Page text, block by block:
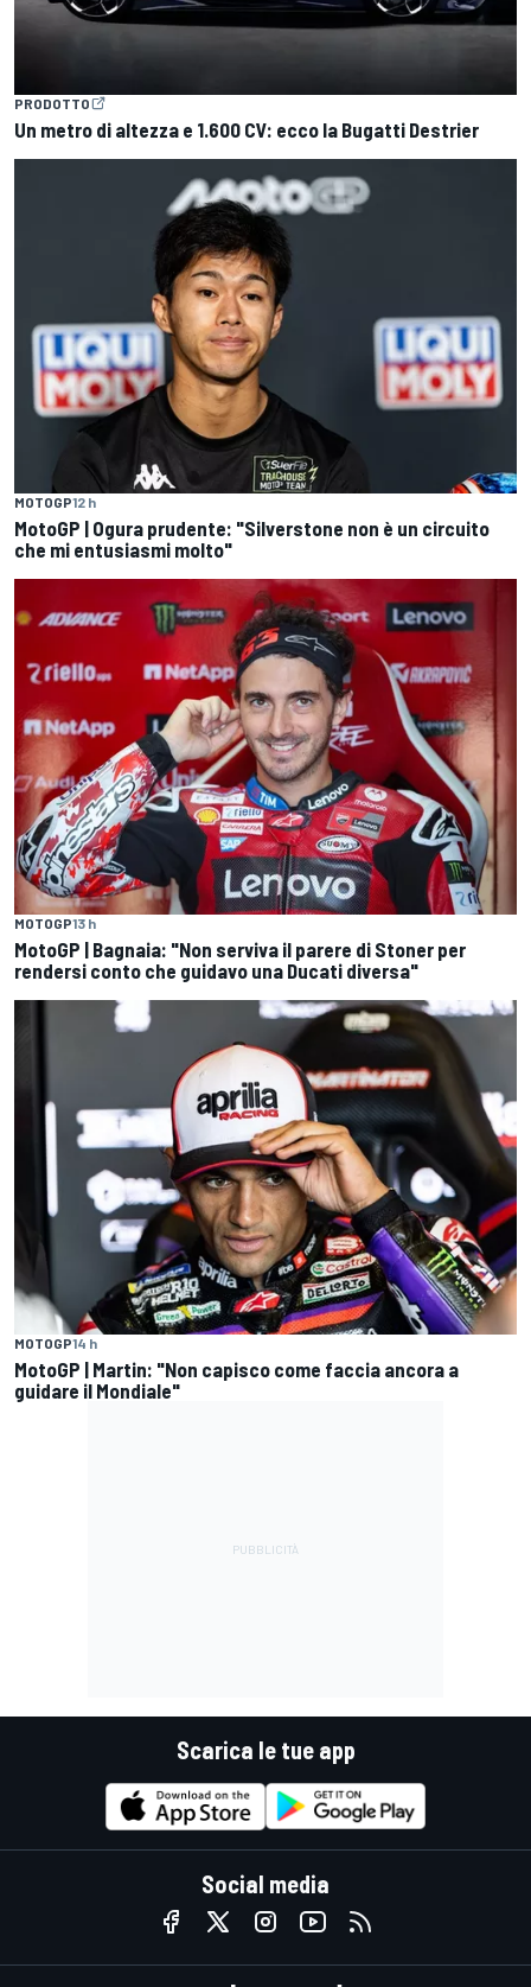
PRODOTTO
Un metro di altezza e 1.600 CV: ecco la Bugatti Destrier
MOTOGP12 h
MotoGP | Ogura prudente: "Silverstone non è un circuito
che mi entusiasmi molto"
MOTOGP13 h
MotoGP | Bagnaia: "Non serviva il parere di Stoner per
rendersi conto che guidavo una Ducati diversa"
MOTOGP14 h
MotoGP | Martin: "Non capisco come faccia ancora a
guidare il Mondiale"
Scarica le tue app
Social media